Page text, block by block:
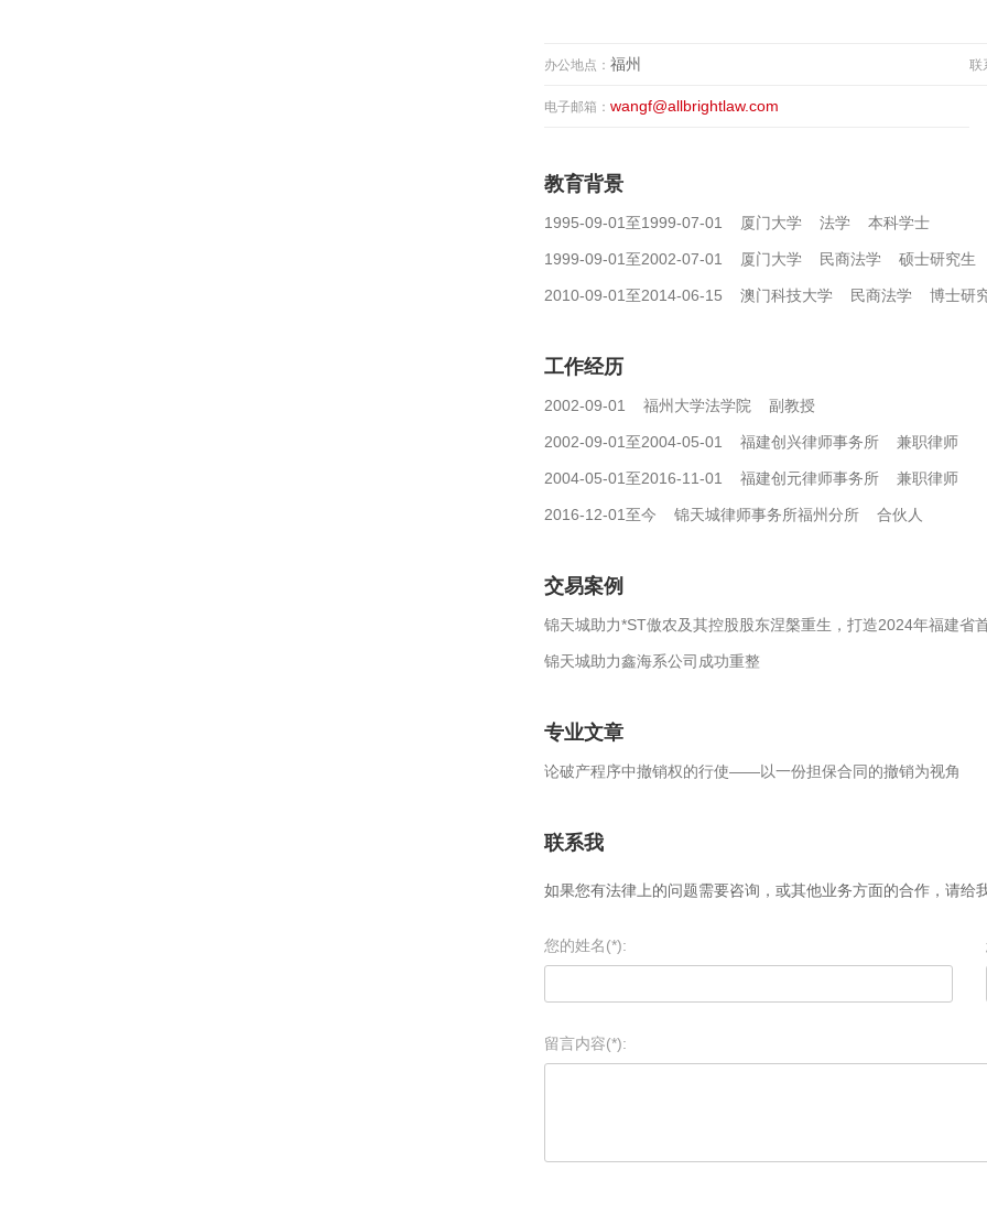
办公地点： 福州 联
电子邮箱： wangf@allbrightlaw.com
教育背景
1995-09-01至1999-07-01 厦门大学 法学 本科学士
1999-09-01至2002-07-01 厦门大学 民商法学 硕士研究生
2010-09-01至2014-06-15 澳门科技大学 民商法学 博士研
工作经历
2002-09-01 福州大学法学院 副教授
2002-09-01至2004-05-01 福建创兴律师事务所 兼职律师
2004-05-01至2016-11-01 福建创元律师事务所 兼职律师
2016-12-01至今 锦天城律师事务所福州分所 合伙人
交易案例
锦天城助力*ST傲农及其控股股东涅槃重生，打造2024年福建省
锦天城助力鑫海系公司成功重整
专业文章
论破产程序中撤销权的行使——以一份担保合同的撤销为视角
联系我
如果您有法律上的问题需要咨询，或其他业务方面的合作，请给
您的姓名(*):
留言内容(*):